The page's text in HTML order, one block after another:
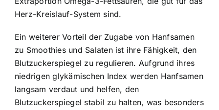
Herz-Kreislauf-System sind.
Ein weiterer Vorteil der Zugabe von Hanfsamen
zu Smoothies und Salaten ist ihre Fähigkeit, den
Blutzuckerspiegel zu regulieren. Aufgrund ihres
niedrigen glykämischen Index werden Hanfsamen
langsam verdaut und helfen, den
Blutzuckerspiegel stabil zu halten, was besonders